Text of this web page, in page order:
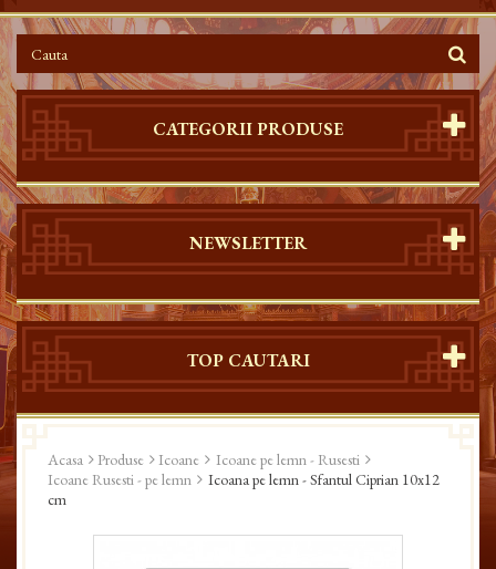
CATEGORII PRODUSE
NEWSLETTER
TOP CAUTARI
Acasa Produse Icoane
Icoane pe lemn - Rusesti
Icoane Rusesti - pe lemn
Icoana pe lemn - Sfantul Ciprian 10x12
cm